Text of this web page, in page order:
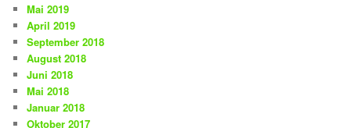
Mai 2019
April 2019
September 2018
August 2018
Juni 2018
Mai 2018
Januar 2018
Oktober 2017